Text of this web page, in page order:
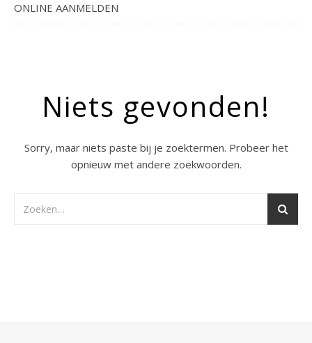
ONLINE AANMELDEN
Niets gevonden!
Sorry, maar niets paste bij je zoektermen. Probeer het
opnieuw met andere zoekwoorden.